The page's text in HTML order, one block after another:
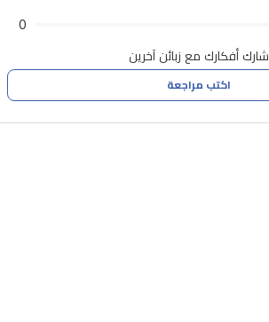
0
شارك أفكارك مع زبائن آخرين
اكتب مراجعة